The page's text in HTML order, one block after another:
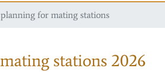
for mating stations
stations 2026